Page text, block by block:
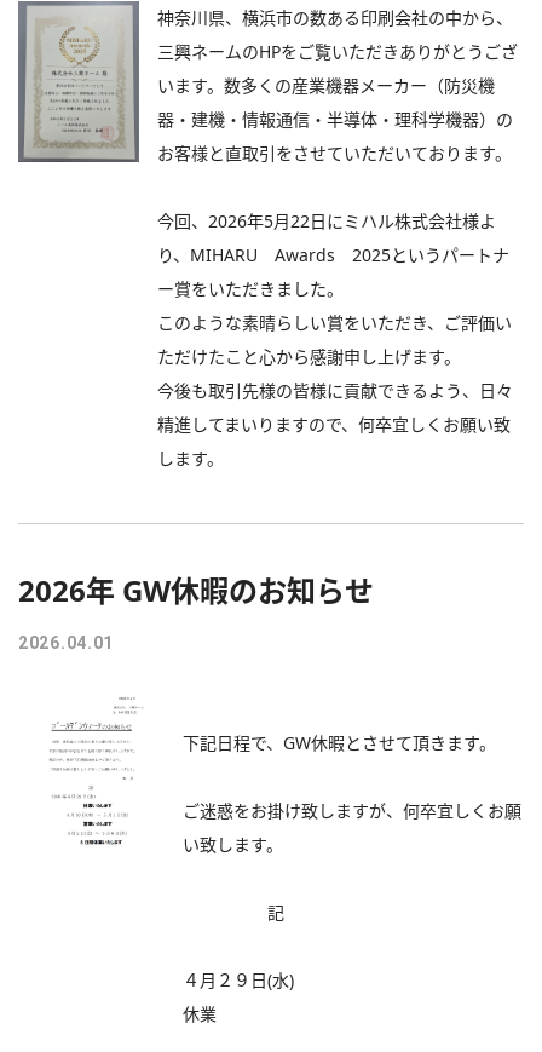
神奈川県、横浜市の数ある印刷会社の中から、
三興ネームのHPをご覧いただきありがとうござ
います。数多くの産業機器メーカー（防災機
器・建機・情報通信・半導体・理科学機器）の
お客様と直取引をさせていただいております。
今回、2026年5月22日にミハル株式会社様よ
り、MIHARU Awards 2025というパートナ
ー賞をいただきました。
このような素晴らしい賞をいただき、ご評価い
ただけたこと心から感謝申し上げます。
今後も取引先様の皆様に貢献できるよう、日々
精進してまいりますので、何卒宜しくお願い致
します。
2026年 GW休暇のお知らせ
2026.04.01
下記日程で、GW休暇とさせて頂きます。
ご迷惑をお掛け致しますが、何卒宜しくお願
い致します。
記
４月２９日(水)
休業